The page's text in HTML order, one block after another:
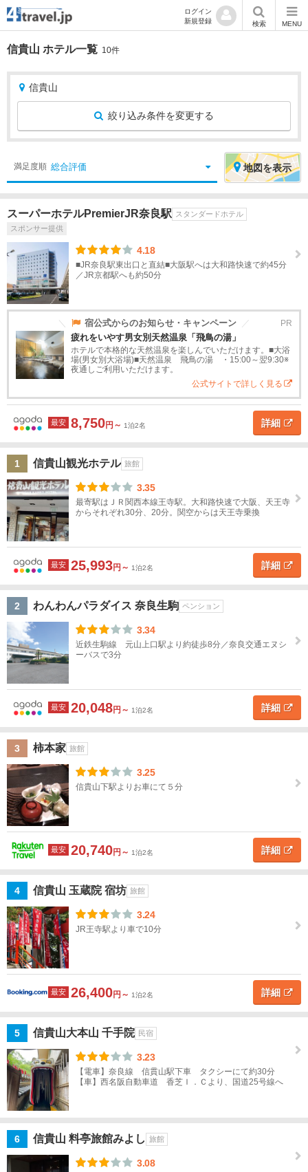
ログイン
新規登録
検索 MENU
信貴山 ホテル一覧 10件
信貴山
絞り込み条件を変更する
り
み
条
件
泊
地
貴
山
ル
イ
プ
ス
ン
ダ
ー
ド
ホ
ル
高
ホ
テ
ル
旅
高
旅
館
ペ
シ
ョ
ン
民
貸
荘
ホ
テ
ル
こ
件
で
探
す
地図
を表示
リ
を
選
択
海
道
東
甲
越
北
陸
東
畿
滋
賀
都
阪
兵
奈
良
奈
す
べ
て
奈
良
駒・
法隆
生
駒・
寺す
べて
満足度順 総合評価 地図を表示
スーパーホテルPremierJR奈良駅
スタンダードホテル
スポンサー提供
4.18
■JR奈良駅東出口と直結■大阪駅へは大和路快速で約45分
／JR京都駅へも約50分
宿公式からのお知らせ・キャンペーン PR
疲れをいやす男女別天然温泉「飛鳥の湯」
ホテルで本格的な天然温泉を楽しんでいただけます。■大浴
場(男女別大浴場)■天然温泉 飛鳥の湯 ・15:00～翌9:30※
夜通しご利用いただけます。
公式サイトで詳しく見る
最安 8,750円～ 1泊2名 詳細
1 信貴山観光ホテル 旅館
3.35
最寄駅はＪＲ関西本線王寺駅。大和路快速で大阪、天王寺
からそれぞれ30分、20分。関空からは天王寺乗換
最安 25,993円～ 1泊2名 詳細
2 わんわんパラダイス 奈良生駒 ペンション
3.34
近鉄生駒線 元山上口駅より約徒歩8分／奈良交通エヌシ
ーバスで3分
最安 20,048円～ 1泊2名 詳細
3 柿本家 旅館
3.25
信貴山下駅よりお車にて５分
最安 20,740円～ 1泊2名 詳細
4 信貴山 玉蔵院 宿坊 旅館
3.24
JR王寺駅より車で10分
最安 26,400円～ 1泊2名 詳細
5 信貴山大本山 千手院 民宿
3.23
【電車】奈良線 信貫山駅下車 タクシーにて約30分
【車】西名阪自動車道 香芝Ｉ．Ｃより、国道25号線へ
6 信貴山 料亭旅館みよし 旅館
3.08